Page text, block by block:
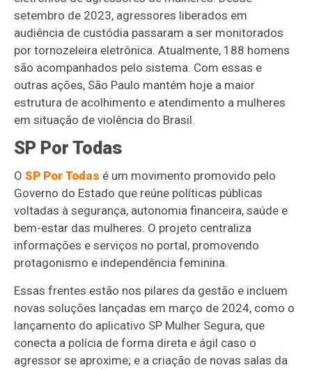
setembro de 2023, agressores liberados em
audiência de custódia passaram a ser monitorados
por tornozeleira eletrônica. Atualmente, 188 homens
são acompanhados pelo sistema. Com essas e
outras ações, São Paulo mantém hoje a maior
estrutura de acolhimento e atendimento a mulheres
em situação de violência do Brasil.
SP Por Todas
OSP Por Todas é um movimento promovido pelo
Governo do Estado que reúne políticas públicas
voltadas à segurança, autonomia financeira, saúde e
bem-estar das mulheres. O projeto centraliza
informações e serviços no portal, promovendo
protagonismo e independência feminina.
Essas frentes estão nos pilares da gestão e incluem
novas soluções lançadas em março de 2024, como o
lançamento do aplicativo SP Mulher Segura, que
conecta a polícia de forma direta e ágil caso o
agressor se aproxime; e a criação de novas salas da